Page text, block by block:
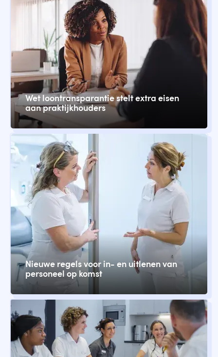
Wet loontransparantie stelt extra eisen
aan praktijkhouders
Nieuwe regels voor in- en uitlenen van
personeel op komst